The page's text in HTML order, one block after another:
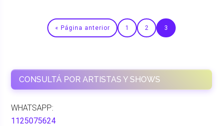
« Página anterior 1 2 3
CONSULTÁ POR ARTISTAS Y SHOWS
WHATSAPP:
1125075624